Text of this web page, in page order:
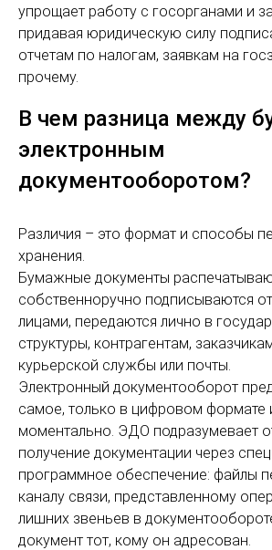
упрощает работу с госорганами и
придавая юридическую силу
отчетам по налогам, заявкам на
прочему.
В чем разница между
электронным
документооборотом?
Различия – это формат и способы
хранения.
Бумажные документы
собственноручно подписываются
лицами, передаются лично в
структуры, контрагентам,
курьерской службы или почты.
Электронный документооборот
самое, только в цифровом формате
моментально. ЭДО подразумевает
получение документации через
программное обеспечение: файлы
каналу связи, представленному
лишних звеньев в
документ тот, кому он адресован.